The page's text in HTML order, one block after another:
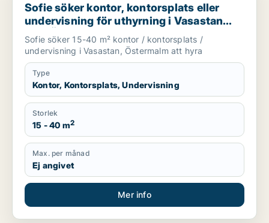
Sofie söker kontor, kontorsplats eller
undervisning för uthyrning i Vasastan
eller Östermalm
Sofie söker 15-40 m² kontor / kontorsplats /
undervisning i Vasastan, Östermalm att hyra
Type
Kontor, Kontorsplats, Undervisning
Storlek
15 - 40 m2
Max. per månad
Ej angivet
Mer info